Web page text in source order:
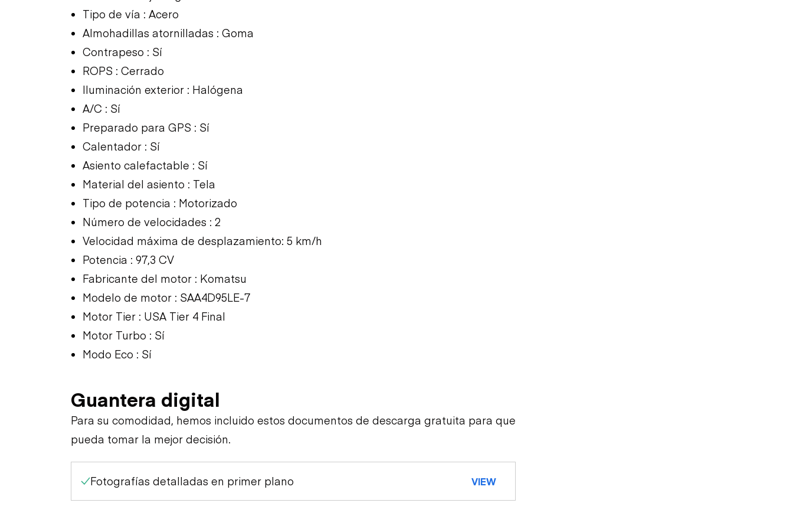
Tipo de vía : Acero
Almohadillas atornilladas : Goma
Contrapeso : Sí
ROPS : Cerrado
Iluminación exterior : Halógena
A/C : Sí
Preparado para GPS : Sí
Calentador : Sí
Asiento calefactable : Sí
Material del asiento : Tela
Tipo de potencia : Motorizado
Número de velocidades : 2
Velocidad máxima de desplazamiento: 5 km/h
Potencia : 97,3 CV
Fabricante del motor : Komatsu
Modelo de motor : SAA4D95LE-7
Motor Tier : USA Tier 4 Final
Motor Turbo : Sí
Modo Eco : Sí
Guantera digital
Para su comodidad, hemos incluido estos documentos de descarga gratuita para que
pueda tomar la mejor decisión.
Fotografías detalladas en primer plano VIEW